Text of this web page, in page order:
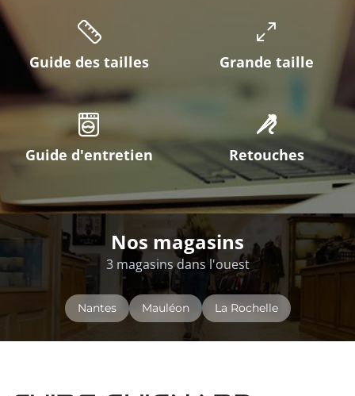
Guide des tailles Grande taille
Guide d'entretien Retouches
Nos magasins
3 magasins dans l'ouest
Nantes Mauléon La Rochelle